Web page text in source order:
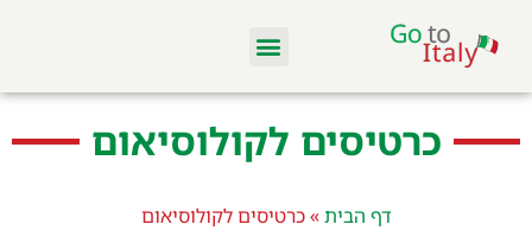
כרטיסים לקולוסיאום
דף הבית»כרטיסים לקולוסיאום